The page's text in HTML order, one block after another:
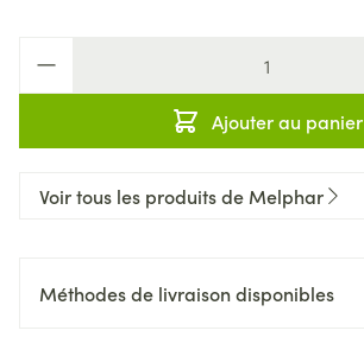
Ajouter au panier
Voir tous les produits de Melphar
Méthodes de livraison disponibles